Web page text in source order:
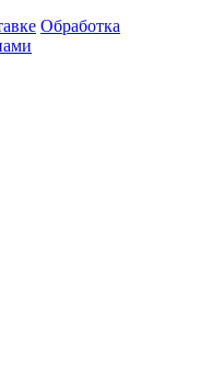
Обработка